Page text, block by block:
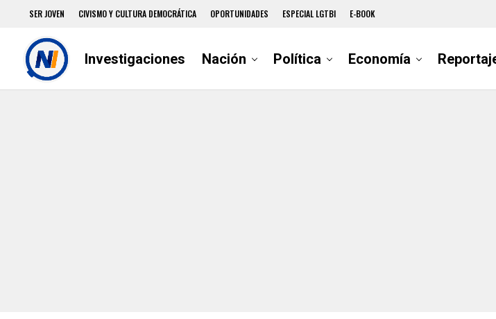
SER JOVEN CIVISMO Y CULTURA DEMOCRÁTICA OPORTUNIDADES ESPECIAL LGTBI E-BOOK
Investigaciones Nación Política Economía